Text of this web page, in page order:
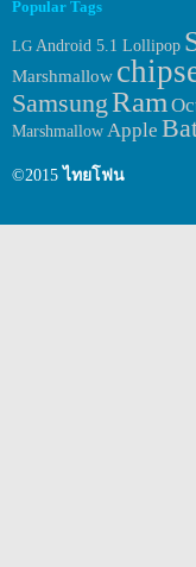
สำหรับกล้อ
มีขนาด f/2.4
พร้อมกับขนา
เคลื่อนตัวเค
Popular Tags
LG Android 5.1 Lollipop
Marshmallow
SamsungRam
MarshmallowApple
©2015 ไทยโฟน